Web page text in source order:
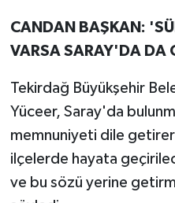
CANDAN BAŞKAN:
VARSA SARAY'DA DA
Tekirdağ Büyükşehir
Yüceer, Saray'da
memnuniyeti dile
ilçelerde hayata
ve bu sözü yerine